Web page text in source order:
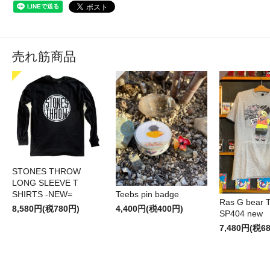
売れ筋商品
STONES THROW
LONG SLEEVE T
SHIRTS -NEW=
8,580円(税780円)
Teebs pin badge
4,400円(税400円)
Ras G bear
SP404 new
7,480円(税